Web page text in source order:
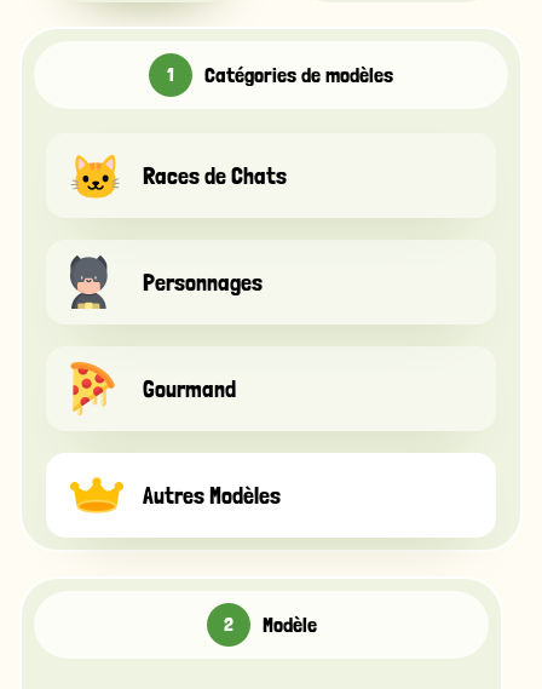
Catégories de modèles
Races de Chats
Personnages
Gourmand
Autres Modèles
Modèle